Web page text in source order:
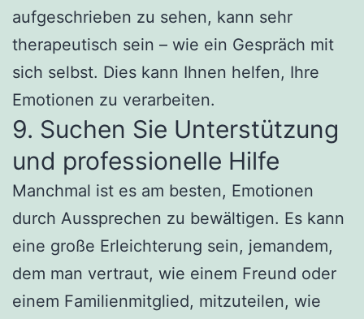
aufgeschrieben zu sehen, kann sehr
therapeutisch sein – wie ein Gespräch mit
sich selbst. Dies kann Ihnen helfen, Ihre
Emotionen zu verarbeiten.
9. Suchen Sie Unterstützung
und professionelle Hilfe
Manchmal ist es am besten, Emotionen
durch Aussprechen zu bewältigen. Es kann
eine große Erleichterung sein, jemandem,
dem man vertraut, wie einem Freund oder
einem Familienmitglied, mitzuteilen, wie